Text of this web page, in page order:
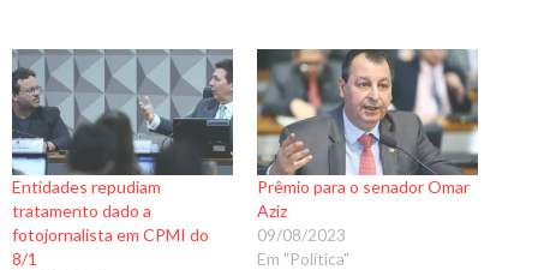
Entidades repudiam
tratamento dado a
fotojornalista em CPMI do
8/1
Prêmio para o senador Omar
Aziz
09/08/2023
Em "Política"